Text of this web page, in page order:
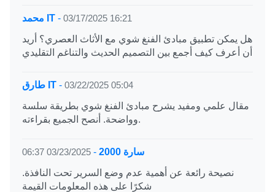
محمد IT - 03/17/2025 16:21
هل يمكن تطبيق مبادئ الفنغ شوي مع الأثاث العصري؟ أريد
أن أعرف كيف أجمع بين التصميم الحديث والتناغم التقليدي
طارق IT - 03/22/2025 05:04
مقال علمي ومفيد يشرح مبادئ الفنغ شوي بطريقة سلسة
وواضحة. أنصح الجميع بقراءته.
سارة 2000 -
03/23/2025 06:37
نصيحة رائعة عن أهمية عدم وضع السرير تحت النافذة.
شكرًا على هذه المعلومات القيمة